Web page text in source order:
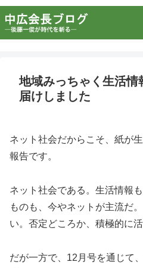
地域みっちゃく生活情
届けしました
ネット社会だからこそ、紙が
報告です。
ネット社会である。生活情報
ものも、今やネットが主流だ
い。否定どころか、積極的に
だが一方で、12月号を通じて